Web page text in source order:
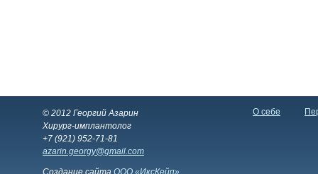
© 2012 Георгий Азарин
Хирург-имплантолог
+7 (921) 952-71-81
azarin.georgy@gmail.com
Создание сайта ООО «ИксКейп»
О себе